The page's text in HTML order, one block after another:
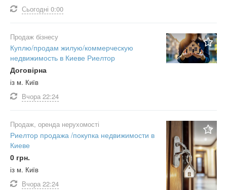
Сьогодні 0:00
Продаж бізнесу
Куплю/продам жилую/коммерческую
недвижимость в Киеве Риелтор
Договірна
із м. Київ
Вчора 22:24
Продаж, оренда нерухомості
Риелтор продажа /покупка недвижимости в
Киеве
0 грн.
із м. Київ
Вчора 22:24